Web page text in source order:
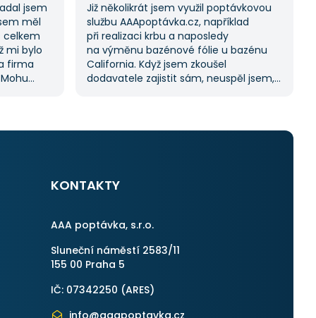
jsem
měl
celkem
mi bylo
firma
Již několikrát jsem využil poptávkovou
službu AAApoptávka.cz, například
při realizaci krbu a naposledy
na výměnu bazénové fólie u bazénu
California. Když jsem zkoušel
dodavatele zajistit sám, neuspěl jsem,
S poskytnutými službami jsem byl velmi
KONTAKTY
AAA poptávka, s.r.o.
Sluneční náměstí 2583/11
155 00 Praha 5
IČ: 07342250 (ARES)
info@aaapoptavka.cz